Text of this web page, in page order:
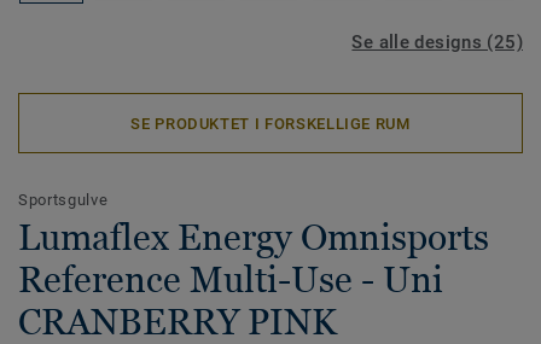
Se alle designs (25)
SE PRODUKTET I FORSKELLIGE RUM
Sportsgulve
Lumaflex Energy Omnisports
Reference Multi-Use - Uni
CRANBERRY PINK